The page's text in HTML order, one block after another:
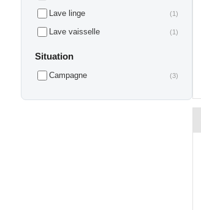
Lave linge (1)
Lave vaisselle (1)
Situation
Campagne (3)